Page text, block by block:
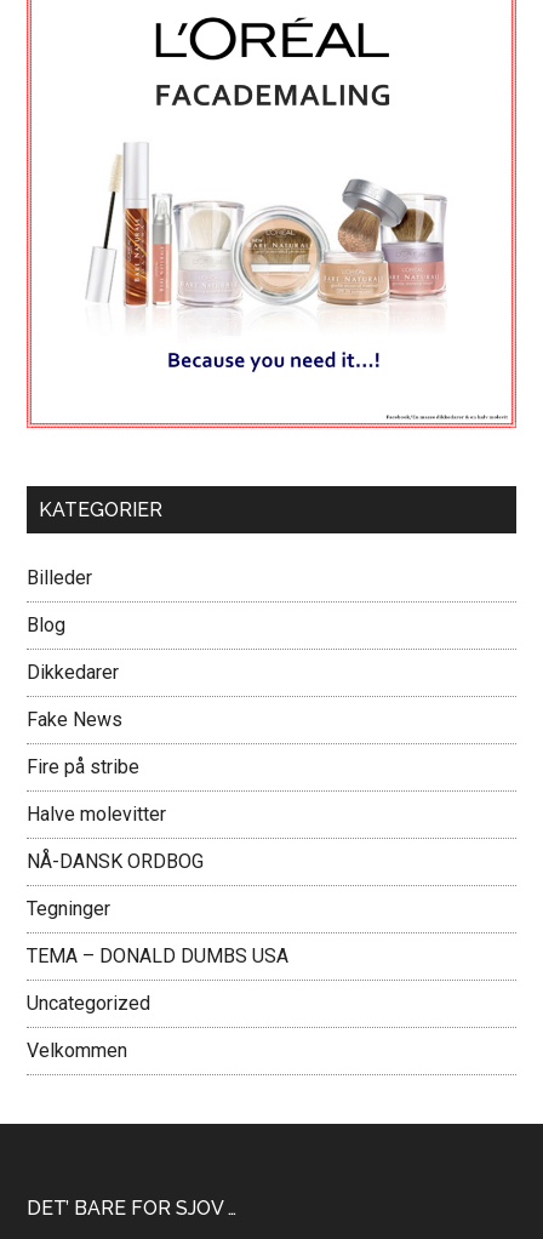
KATEGORIER
Billeder
Blog
Dikkedarer
Fake News
Fire på stribe
Halve molevitter
NÅ-DANSK ORDBOG
Tegninger
TEMA – DONALD DUMBS USA
Uncategorized
Velkommen
Footer
DET’ BARE FOR SJOV …